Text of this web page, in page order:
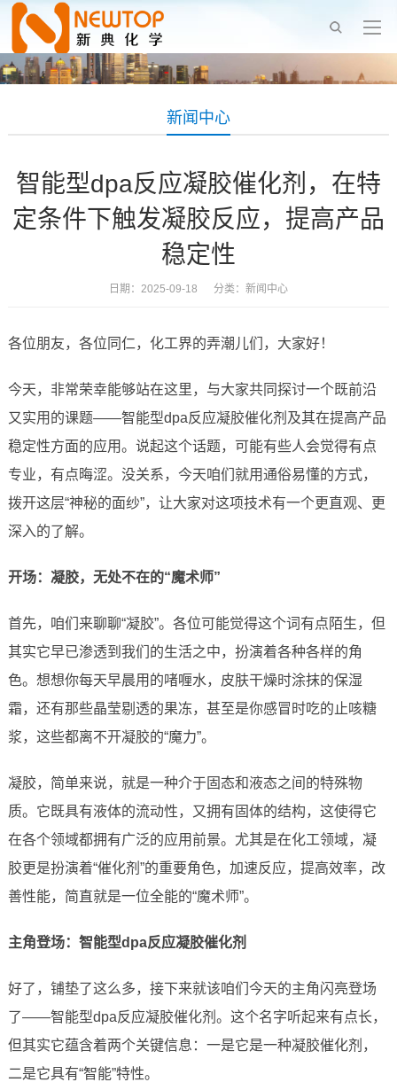
新闻中心
智能型dpa反应凝胶催化剂，在特
定条件下触发凝胶反应，提高产品
稳定性
日期：2025-09-18 分类： 新闻中心
各位朋友，各位同仁，化工界的弄潮儿们，大家好！
今天，非常荣幸能够站在这里，与大家共同探讨一个既前沿
又实用的课题——智能型dpa反应凝胶催化剂及其在提高产品
稳定性方面的应用。说起这个话题，可能有些人会觉得有点
专业，有点晦涩。没关系，今天咱们就用通俗易懂的方式，
拨开这层“神秘的面纱”，让大家对这项技术有一个更直观、更
深入的了解。
开场：凝胶，无处不在的“魔术师”
首先，咱们来聊聊“凝胶”。各位可能觉得这个词有点陌生，但
其实它早已渗透到我们的生活之中，扮演着各种各样的角
色。想想你每天早晨用的啫喱水，皮肤干燥时涂抹的保湿
霜，还有那些晶莹剔透的果冻，甚至是你感冒时吃的止咳糖
浆，这些都离不开凝胶的“魔力”。
凝胶，简单来说，就是一种介于固态和液态之间的特殊物
质。它既具有液体的流动性，又拥有固体的结构，这使得它
在各个领域都拥有广泛的应用前景。尤其是在化工领域，凝
胶更是扮演着“催化剂”的重要角色，加速反应，提高效率，改
善性能，简直就是一位全能的“魔术师”。
主角登场：智能型dpa反应凝胶催化剂
好了，铺垫了这么多，接下来就该咱们今天的主角闪亮登场
了——智能型dpa反应凝胶催化剂。这个名字听起来有点长，
但其实它蕴含着两个关键信息：一是它是一种凝胶催化剂，
二是它具有“智能”特性。